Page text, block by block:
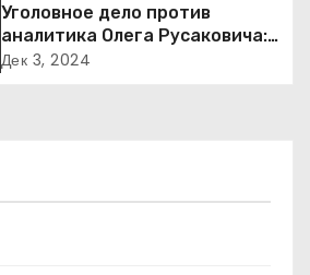
Уголовное дело против
аналитика Олега Русаковича:
обвинения, вымогательство и
Дек 3, 2024